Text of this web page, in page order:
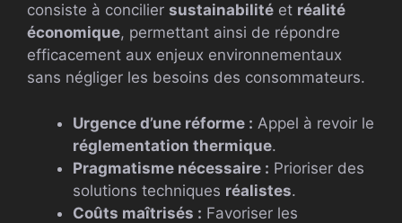
consiste à concilier sustainabilité et réalité
économique, permettant ainsi de répondre
efficacement aux enjeux environnementaux
sans négliger les besoins des consommateurs.
Urgence d’une réforme : Appel à revoir le
réglementation thermique.
Pragmatisme nécessaire : Prioriser des
solutions techniques réalistes.
Coûts maîtrisés : Favoriser les